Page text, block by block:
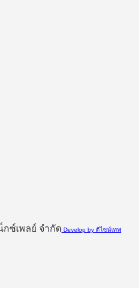
ซ์เพลย์ จำกัด Develop by ดีไซน์เทพ